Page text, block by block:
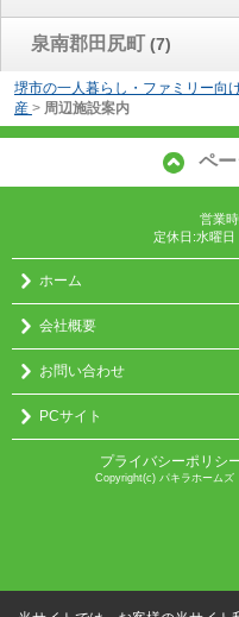
泉南郡田尻町 (7)
堺市の一人暮らし・ファミリー
産 > 周辺施設案内
ペ
営業
定休日:水曜日
ホーム
会社概要
お問い合わせ
PCサイト
プライバシーポリシ
Copyright(c) パキラホーム